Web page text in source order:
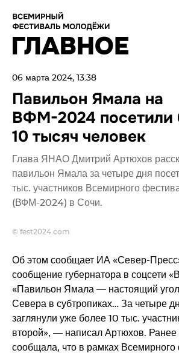
06 марта 2024, 13:38
Павильон Ямала на
ВФМ-2024 посетили
10 тысяч человек
Глава ЯНАО Дмитрий Артюхов
павильон Ямала за четыре дня
тыс. участников Всемирного
(ВФМ-2024) в Сочи.
© fest2024.com
Об этом сообщает ИА «Север-
сообщение губернатора в соцсети
«Павильон Ямала — настоящий
Севера в субтропиках… За четыре
заглянули уже более 10 тыс.
второй», — написал Артюхов. Ранее
сообщала, что в рамках Всемирного